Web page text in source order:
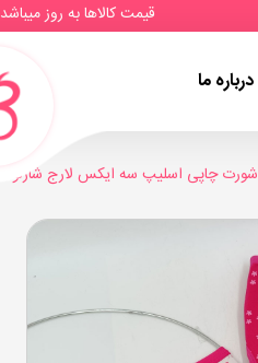
قیمت کالاها به روز
درباره ما
شورت چاپی اسلیپ سه ایکس لارج شارلوت